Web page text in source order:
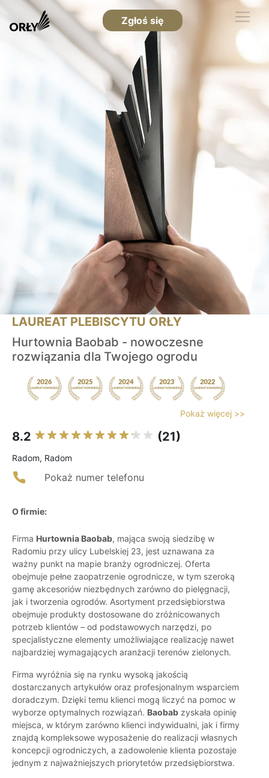
Zgłoś się
LAUREAT PLEBISCYTU ORŁY
Hurtownia Baobab - nowoczesne
rozwiązania dla Twojego ogrodu
Pokaż więcej >>
8.2 (21)
Radom, Radom
Pokaż numer telefonu
O firmie:
Firma Hurtownia Baobab, mająca swoją siedzibę w
Radomiu przy ulicy Lubelskiej 23, jest uznawana za
ważny punkt na mapie branży ogrodniczej. Oferta
obejmuje pełne zaopatrzenie ogrodnicze, w tym szeroką
gamę akcesoriów niezbędnych zarówno do pielęgnacji,
jak i tworzenia ogrodów. Asortyment przedsiębiorstwa
obejmuje produkty dostosowane do zróżnicowanych
potrzeb klientów – od podstawowych narzędzi, po
specjalistyczne elementy umożliwiające realizację nawet
najbardziej wymagających aranżacji terenów zielonych.
Firma wyróżnia się na rynku wysoką jakością
dostarczanych artykułów oraz profesjonalnym wsparciem
doradczym. Dzięki temu klienci mogą liczyć na pomoc w
wyborze optymalnych rozwiązań. Baobab zyskała opinię
miejsca, w którym zarówno klienci indywidualni, jak i firmy
znajdą kompleksowe wyposażenie do realizacji własnych
koncepcji ogrodniczych, a zadowolenie klienta pozostaje
jednym z najważniejszych priorytetów przedsiębiorstwa.